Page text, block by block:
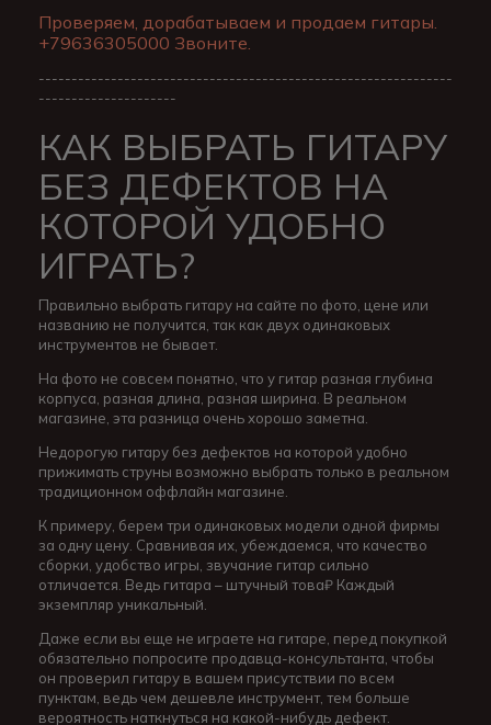
Проверяем, дорабатываем и продаем гитары.
+79636305000 Звоните.
---------------------------------------------------------------
---------------------
КАК ВЫБРАТЬ ГИТАРУ
БЕЗ ДЕФЕКТОВ НА
КОТОРОЙ УДОБНО
ИГРАТЬ?
Правильно выбрать гитару на сайте по фото, цене или
названию не получится, так как двух одинаковых
инструментов не бывает.
На фото не совсем понятно, что у гитар разная глубина
корпуса, разная длина, разная ширина. В реальном
магазине, эта разница очень хорошо заметна.
Недорогую гитару без дефектов на которой удобно
прижимать струны возможно выбрать только в реальном
традиционном оффлайн магазине.
К примеру, берем три одинаковых модели одной фирмы
за одну цену. Сравнивая их, убеждаемся, что качество
сборки, удобство игры, звучание гитар сильно
отличается. Ведь гитара – штучный това₽ Каждый
экземпляр уникальный.
Даже если вы еще не играете на гитаре, перед покупкой
обязательно попросите продавца-консультанта, чтобы
он проверил гитару в вашем присутствии по всем
пунктам, ведь чем дешевле инструмент, тем больше
вероятность наткнуться на какой-нибудь дефект.